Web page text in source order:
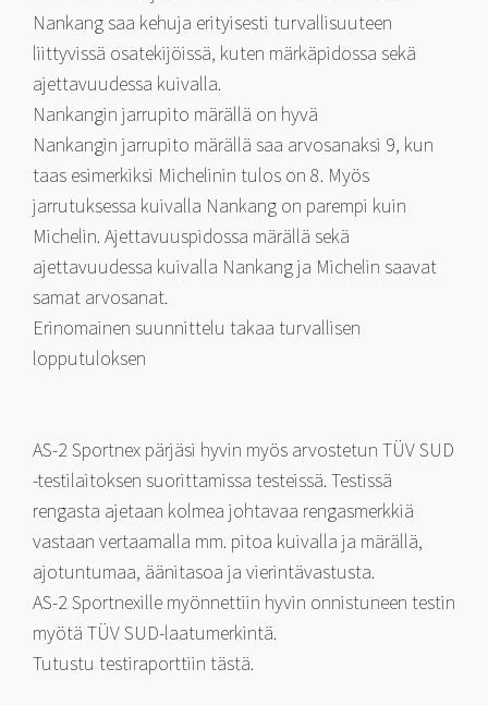
Nankang saa kehuja erityisesti turvallisuuteen
liittyvissä osatekijöissä, kuten märkäpidossa sekä
ajettavuudessa kuivalla.
Nankangin jarrupito märällä on hyvä
Nankangin jarrupito märällä saa arvosanaksi 9, kun
taas esimerkiksi Michelinin tulos on 8. Myös
jarrutuksessa kuivalla Nankang on parempi kuin
Michelin. Ajettavuuspidossa märällä sekä
ajettavuudessa kuivalla Nankang ja Michelin saavat
samat arvosanat.
Erinomainen suunnittelu takaa turvallisen
lopputuloksen
AS-2 Sportnex pärjäsi hyvin myös arvostetun TÜV SUD
-testilaitoksen suorittamissa testeissä. Testissä
rengasta ajetaan kolmea johtavaa rengasmerkkiä
vastaan vertaamalla mm. pitoa kuivalla ja märällä,
ajotuntumaa, äänitasoa ja vierintävastusta.
AS-2 Sportnexille myönnettiin hyvin onnistuneen testin
myötä TÜV SUD-laatumerkintä.
Tutustu testiraporttiin tästä.